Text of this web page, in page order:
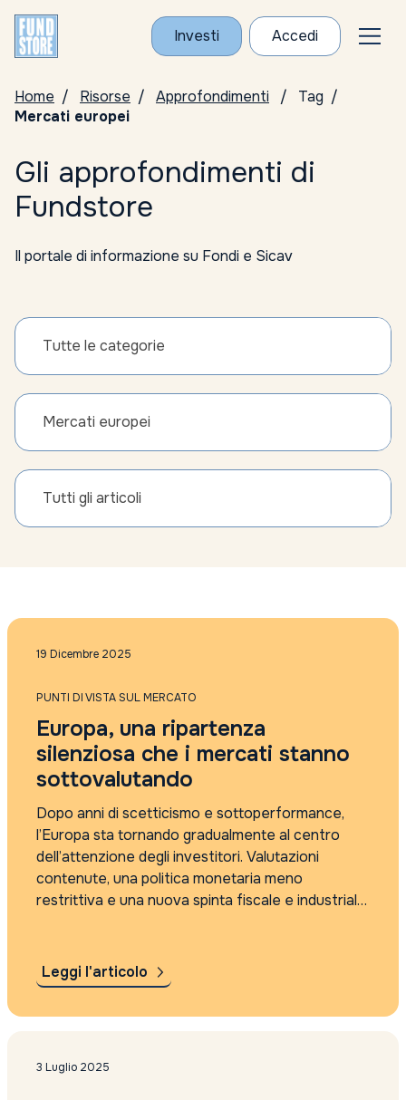
Investi Accedi
Home Risorse Approfondimenti
Tag
Mercati europei
Gli approfondimenti di
Fundstore
Il portale di informazione su Fondi e Sicav
Tutte le categorie
Mercati europei
Tutti gli articoli
19 Dicembre 2025
PUNTI DI VISTA SUL MERCATO
Europa, una ripartenza
silenziosa che i mercati stanno
sottovalutando
Dopo anni di scetticismo e sottoperformance,
l’Europa sta tornando gradualmente al centro
dell’attenzione degli investitori. Valutazioni
contenute, una politica monetaria meno
restrittiva e una nuova spinta fiscale e industriale
interessante di quanto il consenso di mercato
lasci...
Leggi l'articolo
3 Luglio 2025